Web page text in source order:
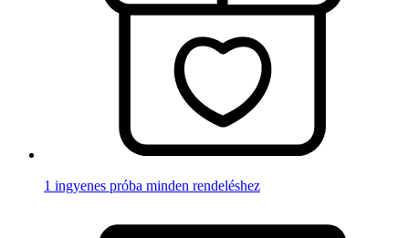
1 ingyenes próba minden rendeléshez